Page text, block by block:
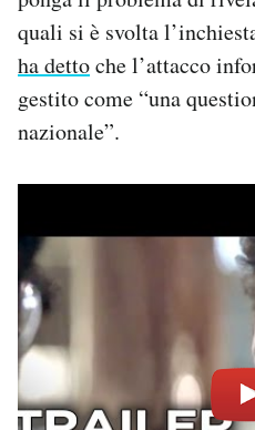
quali si è svolta
ha dettoche l’attacco
gestito come “una
nazionale”.